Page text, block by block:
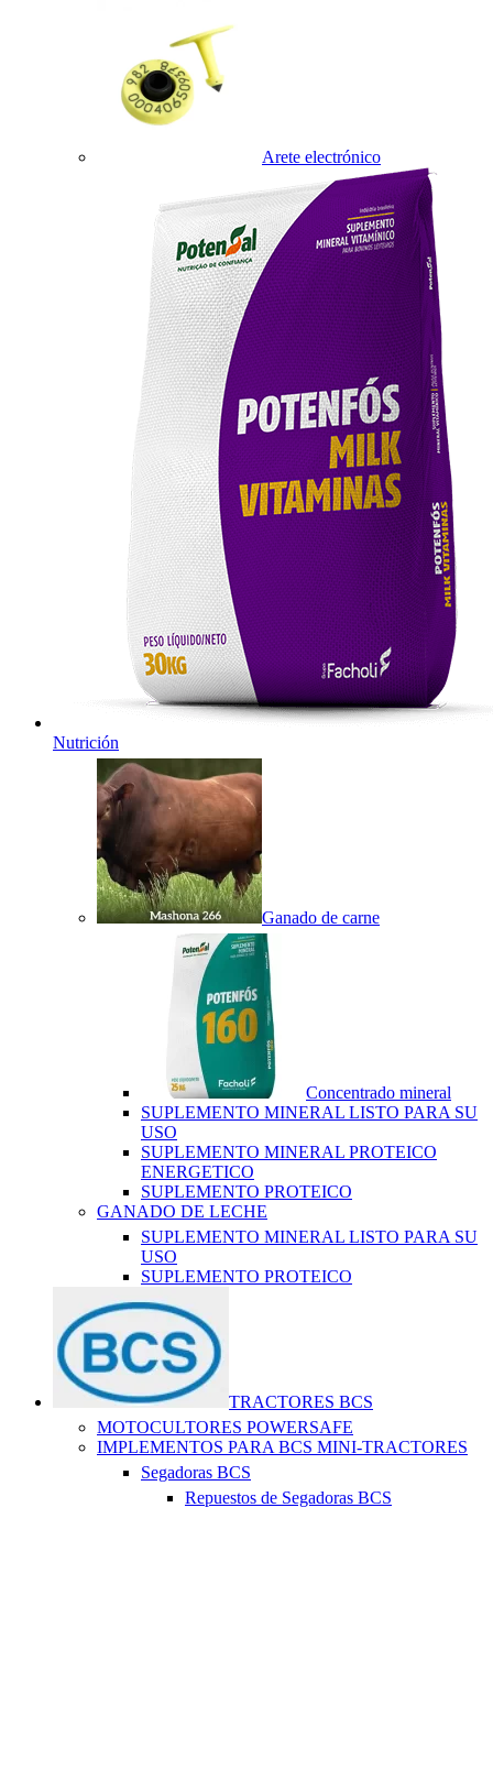
Arete electrónico
Nutrición
Ganado de carne
Concentrado mineral
SUPLEMENTO MINERAL LISTO PARA SU
USO
SUPLEMENTO MINERAL PROTEICO
ENERGETICO
SUPLEMENTO PROTEICO
GANADO DE LECHE
SUPLEMENTO MINERAL LISTO PARA SU
USO
SUPLEMENTO PROTEICO
TRACTORES BCS
MOTOCULTORES POWERSAFE
IMPLEMENTOS PARA BCS MINI-TRACTORES
Segadoras BCS
Repuestos de Segadoras BCS